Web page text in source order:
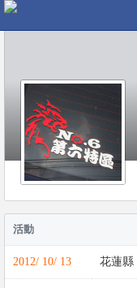
活動
2012/ 10/ 13 花蓮縣